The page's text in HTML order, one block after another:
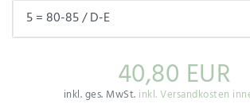
40,80 EUR
inkl. ges. MwSt. inkl. Versandkosten